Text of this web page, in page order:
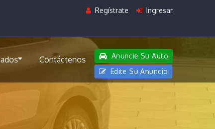
Regístrate Ingresar
Contáctenos
Anuncie Su Auto
Edite Su Anuncio